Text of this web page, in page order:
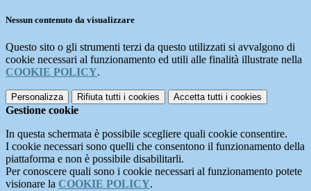
Nessun contenuto da visualizzare
Questo sito o gli strumenti terzi da questo utilizzati si avvalgono di
cookie necessari al funzionamento ed utili alle finalità illustrate nella
COOKIE POLICY.
Personalizza Rifiuta tutti i cookies Accetta tutti i cookies
Gestione cookie
In questa schermata è possibile scegliere quali cookie consentire.
I cookie necessari sono quelli che consentono il funzionamento della
piattaforma e non è possibile disabilitarli.
Per conoscere quali sono i cookie necessari al funzionamento potete
visionare la COOKIE POLICY.